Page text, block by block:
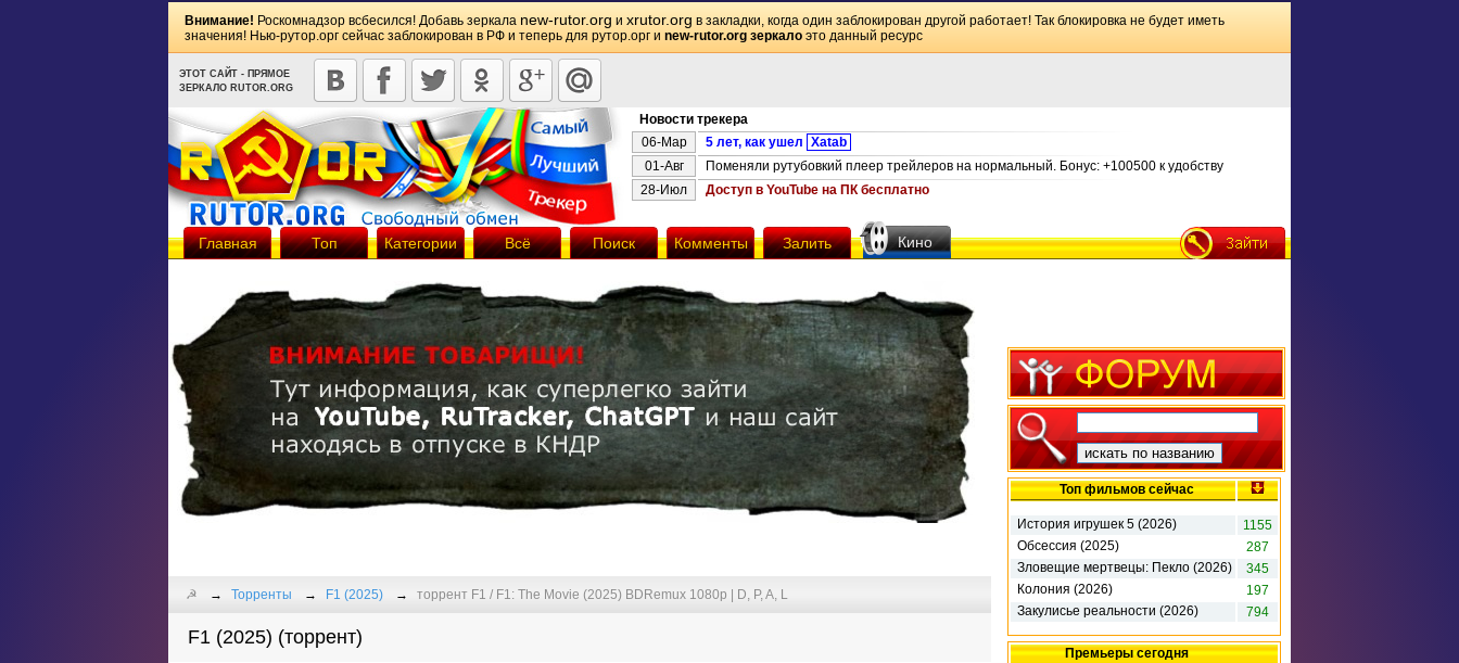
Внимание! Роскомнадзор всбесился! Добавь зеркала new-rutor.org и xrutor.org в закладки, когда один заблокирован другой работает! Так блокировка не будет иметь
значения! Нью-рутор.орг сейчас заблокирован в РФ и теперь для рутор.орг и new-rutor.org зеркало это данный ресурс
ЭТОТ САЙТ - ПРЯМОЕ
ЗЕРКАЛО RUTOR.ORG
Новости трекера
06-Мар
5 лет, как ушел Xatab
01-Авг
Поменяли рутубовкий плеер трейлеров на нормальный. Бонус: +100500 к удобству
28-Июл
Доступ в YouTube на ПК бесплатно
Главная Топ Категории Всё Поиск Комменты Залить Кино
☭ Торренты F1 (2025) торрент F1 / F1: The Movie (2025) BDRemux 1080p | D, P, A, L
F1 (2025) (торрент)
Топ фильмов сейчас
История игрушек 5 (2026)
1155
Обсессия (2025)
287
Зловещие мертвецы: Пекло (2026)
345
Колония (2026)
197
Закулисье реальности (2026)
794
Премьеры сегодня